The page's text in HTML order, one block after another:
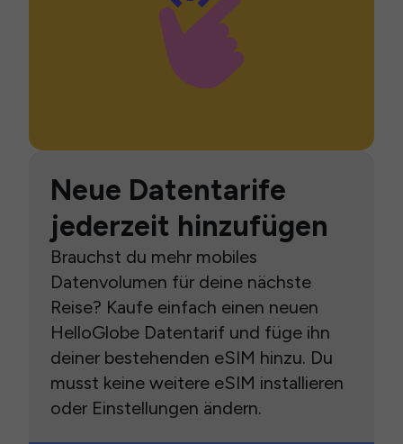
Neue Datentarife
jederzeit hinzufügen
Brauchst du mehr mobiles
Datenvolumen für deine nächste
Reise? Kaufe einfach einen neuen
HelloGlobe Datentarif und füge ihn
deiner bestehenden eSIM hinzu. Du
musst keine weitere eSIM installieren
oder Einstellungen ändern.